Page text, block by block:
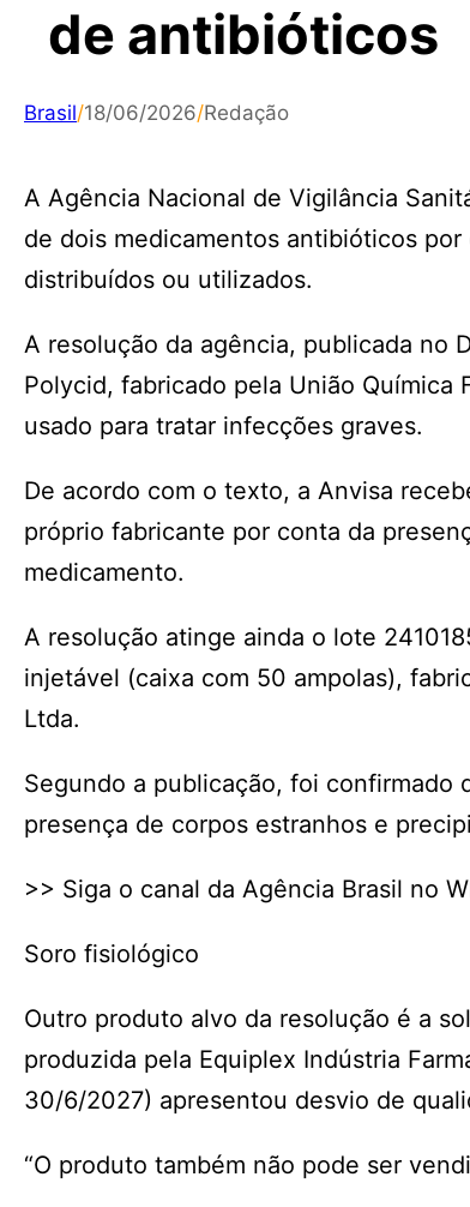
de antibióticos
Brasil/18/06/2026/Redação
A Agência Nacional de Vigilância
de dois medicamentos antibióticos
distribuídos ou utilizados.
A resolução da agência, publicada no
Polycid, fabricado pela União Química
usado para tratar infecções graves.
De acordo com o texto, a Anvisa
próprio fabricante por conta da
medicamento.
A resolução atinge ainda o lote
injetável (caixa com 50 ampolas),
Ltda.
Segundo a publicação, foi confirmado
presença de corpos estranhos e
>> Siga o canal da Agência Brasil no
Soro fisiológico
Outro produto alvo da resolução é a
produzida pela Equiplex Indústria
30/6/2027) apresentou desvio de
“O produto também não pode ser